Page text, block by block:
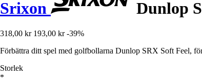
Srixon Dunlop
318,00 kr 193,00 kr -39%
Förbättra ditt spel med golfbollarna Dunlop SRX Soft Feel,
Storlek
*